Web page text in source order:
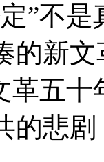
”不
的新
革五
的悲